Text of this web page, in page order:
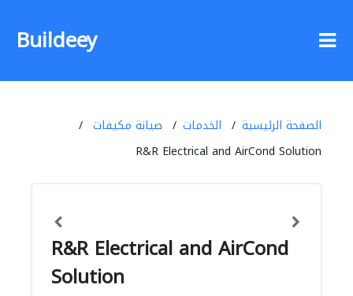
Buildeey
الصفحة الرئيسية الخدمات
صيانة مكيفات
R&R Electrical and AirCond Solution
R&R Electrical and AirCond
Solution